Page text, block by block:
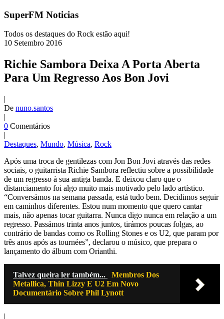
SuperFM Noticias
Todos os destaques do Rock estão aqui!
10 Setembro 2016
Richie Sambora Deixa A Porta Aberta
Para Um Regresso Aos Bon Jovi
|
De nuno.santos
|
0 Comentários
|
Destaques, Mundo, Música, Rock
Após uma troca de gentilezas com Jon Bon Jovi através das redes
sociais, o guitarrista Richie Sambora reflectiu sobre a possibilidade
de um regresso à sua antiga banda. E deixou claro que o
distanciamento foi algo muito mais motivado pelo lado artístico.
“Conversámos na semana passada, está tudo bem. Decidimos seguir
em caminhos diferentes. Estou num momento que quero cantar
mais, não apenas tocar guitarra. Nunca digo nunca em relação a um
regresso. Passámos trinta anos juntos, tirámos poucas folgas, ao
contrário de bandas como os Rolling Stones e os U2, que param por
três anos após as tournées”, declarou o músico, que prepara o
lançamento do álbum com Orianthi.
Talvez queira ler também...
Membros Dos
Metallica, Thin Lizzy E U2 Em Novo
Documentário Sobre Phil Lynott
|